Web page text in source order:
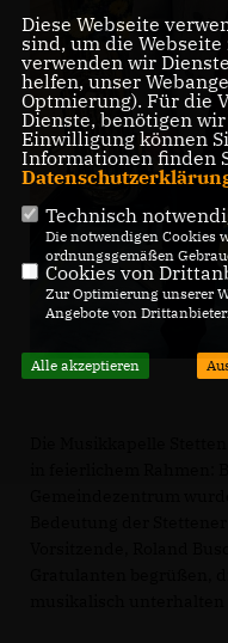
Diese Webseite
sind, um die
verwenden wir
helfen, unser
Optmierung). Für die
Dienste, benötigen
Einwilligung können
Informationen finden
Technisch
Die notwendigen Cookies
ordnungsgemäßen
Cookies von
Zur Optimierung unserer
Angebote von
Alle akzeptieren